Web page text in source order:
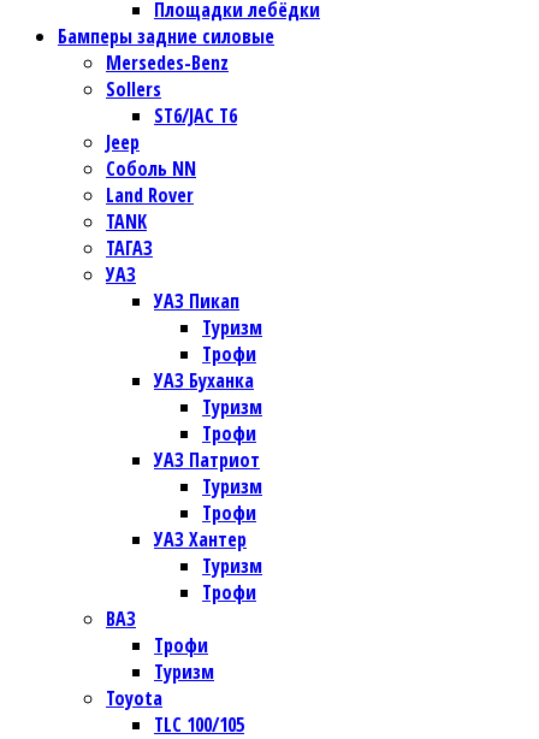
Площадки лебёдки
Бамперы задние силовые
Mersedes-Benz
Sollers
ST6/JAC T6
Jeep
Соболь NN
Land Rover
TANK
ТАГАЗ
УАЗ
УАЗ Пикап
Туризм
Трофи
УАЗ Буханка
Туризм
Трофи
УАЗ Патриот
Туризм
Трофи
УАЗ Хантер
Туризм
Трофи
ВАЗ
Трофи
Туризм
Toyota
TLC 100/105